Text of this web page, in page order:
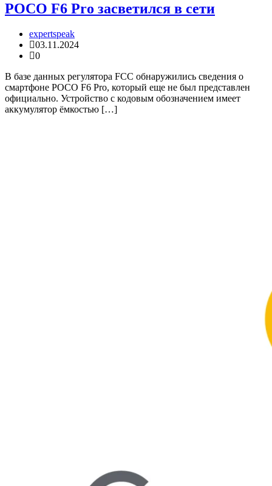
POCO F6 Pro засветился в сети
expertspeak
03.11.2024
0
В базе данных регулятора FCC обнаружились сведения о
смартфоне POCO F6 Pro, который еще не был представлен
официально. Устройство с кодовым обозначением имеет
аккумулятор ёмкостью […]